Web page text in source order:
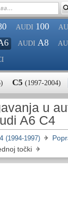
AUDI 100
AUDI A8
C5 (1997-2004)
u
A6 C4
(1994-1997)
točki